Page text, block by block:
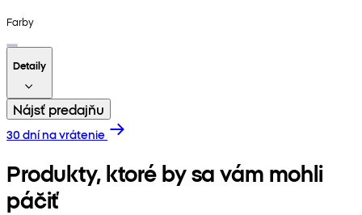
Farby
Detaily
Nájsť predajňu
30 dní na vrátenie
Produkty, ktoré by sa vám mohli
páčiť